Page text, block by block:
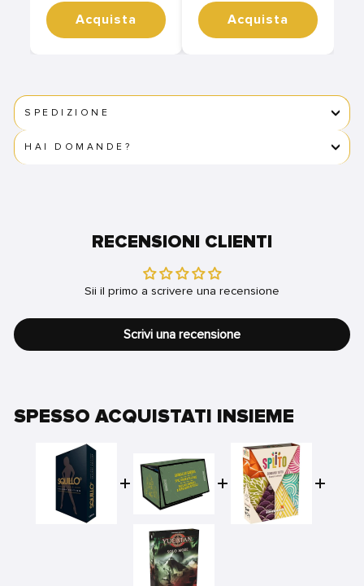
Acquista Acquista
SPEDIZIONE
HAI DOMANDE?
RECENSIONI CLIENTI
Sii il primo a scrivere una recensione
Scrivi una recensione
SPESSO ACQUISTATI INSIEME